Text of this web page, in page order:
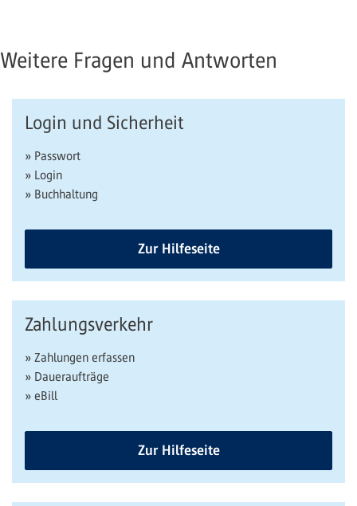
Weitere Fragen und Antworten
Login und Sicherheit
» Passwort
» Login
» Buchhaltung
Zur Hilfeseite
Zahlungsverkehr
» Zahlungen erfassen
» Daueraufträge
» eBill
Zur Hilfeseite